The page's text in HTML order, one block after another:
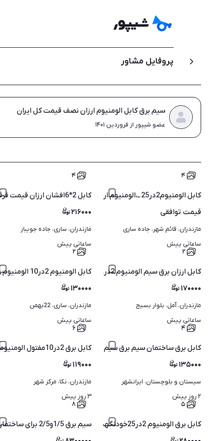
پروفایل مشاور
سیم برق کابل الومنیوم ارزان نصف قیمت کل ایران
عضو شیپور از فروردین ۱۴۰۱
۴
کابل الومنیوم2در25.ـ،الومنیوم اررزان نصف کابل بیرون
قیمت توافقی
مازندران، قائم شهر، جاده ساری
ساعاتی پیش
۴
کابل 2*6افشان ارزان قیمت قرقره پلمپ ازان قیمت خدمت هم استانی
۲۱۶۰۰۰
مازندران، ساری، جاده جویبار
ساعاتی پیش
۲
کابل ارزان برق سیم الومنیوم 2درر16موتور تیلرکشارزی خانه باغ
۱۷۰۰۰۰
مازندران، آمل، بلوار بسیج
ساعاتی پیش
۲
کابل الومنیوم 2در10 الومنیوم و2*25ارزان عالی دسترس
۱۳۰۰۰۰
مازندران، ساری، 22بهمن
ساعاتی پیش
۴
کابل برق ساختمان سیم برق سیم کابل قیمت ازان بدون مالیات
۱۳۵۰۰۰
سیستان و بلوچستان، ایرانشهر
۲ روز پیش
۶
کابل برق 2در10مفتول الومنیوم ارزان 1*16موجود ووو
۱۱۹۰۰۰
مازندران، نکا، مرکز شهر
۳ روز پیش
۵
کابل برق الومنیوم 2در25خودنگهدار وزمینی نصف قیمت از شرکت
۸
سیم برق 1/5و2/5 برای ساختمان سازی قیمت منصف ارزان